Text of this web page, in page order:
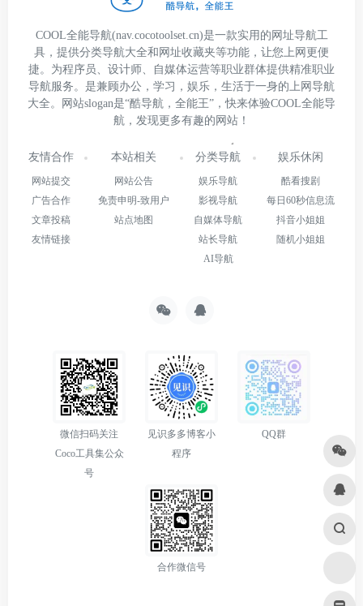
COOL全能导航(nav.cocotoolset.cn)是一款实用的网址导航工
具，提供分类导航大全和网址收藏夹等功能，让您上网更便
捷。为程序员、设计师、自媒体运营等职业群体提供精准职业
导航服务。是兼顾办公，学习，娱乐，生活于一身的上网导航
大全。网站slogan是“酷导航，全能王”，快来体验COOL全能导
航，发现更多有趣的网站！
友情合作
网站提交
广告合作
文章投稿
友情链接
本站相关
网站公告
免责申明-致用户
站点地图
分类导航
娱乐导航
影视导航
自媒体导航
站长导航
AI导航
娱乐休闲
酷看搜剧
每日60秒信息流
抖音小姐姐
随机小姐姐
微信扫码关注
Coco工具集公众
号
见识多多博客小
程序
QQ群
合作微信号